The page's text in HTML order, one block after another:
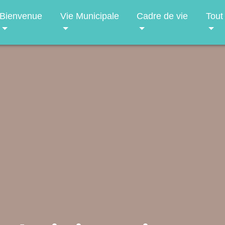
Bienvenue Vie Municipale Cadre de vie